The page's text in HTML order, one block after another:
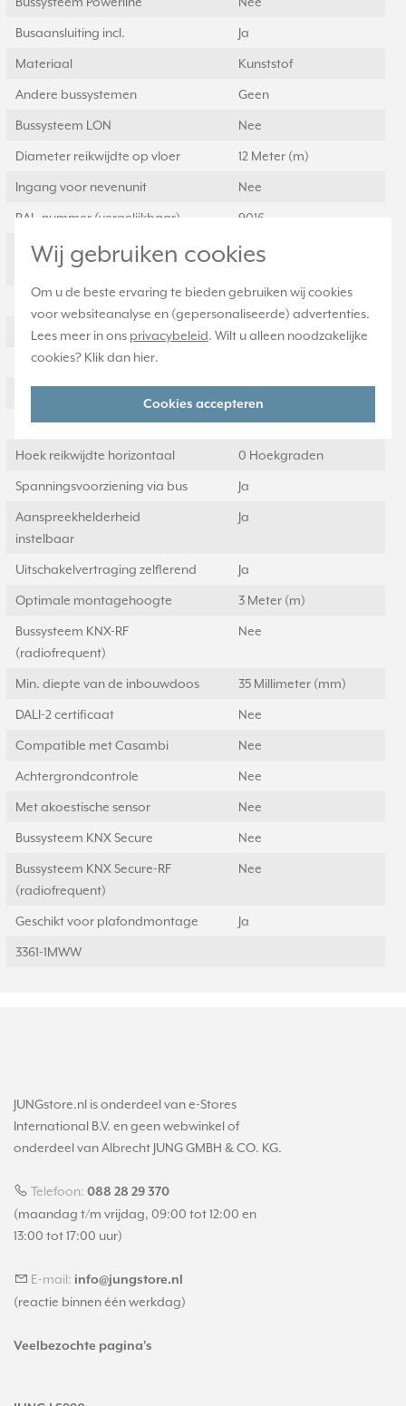
Wij gebruiken cookies
Om u de beste ervaring te bieden gebruiken wij cookies
voor websiteanalyse en (gepersonaliseerde) advertenties.
Lees meer in ons privacybeleid. Wilt u alleen noodzakelijke
cookies? Klik dan hier.
Cookies accepteren
Busaansluiting incl. Ja
Materiaal Kunststof
Andere bussystemen Geen
Bussysteem LON Nee
Diameter reikwijdte op vloer 12 Meter (m)
Ingang voor nevenunit Nee
RAL-nummer (vergelijkbaar) 9016
Zelfleerfunctie voor
aanspreekhelderheid
Ja
Bedrijfsmodusschakelaar Nee
Met aansluitkabel Nee
Transparant
Hoek reikwijdte verticaal 0 Hoekgraden
Hoek reikwijdte horizontaal 0 Hoekgraden
Spanningsvoorziening via bus Ja
Aanspreekhelderheid
instelbaar
Ja
Uitschakelvertraging zelflerend Ja
Optimale montagehoogte 3 Meter (m)
Bussysteem KNX-RF
(radiofrequent)
Nee
Min. diepte van de inbouwdoos 35 Millimeter (mm)
DALI-2 certificaat Nee
Compatible met Casambi Nee
Achtergrondcontrole Nee
Met akoestische sensor Nee
Bussysteem KNX Secure Nee
Bussysteem KNX Secure-RF
(radiofrequent)
Nee
Geschikt voor plafondmontage Ja
3361-1MWW
JUNGstore.nl is onderdeel van e-Stores
International B.V. en geen webwinkel of
onderdeel van Albrecht JUNG GMBH & CO. KG.
Telefoon: 088 28 29 370
(maandag t/m vrijdag, 09:00 tot 12:00 en
13:00 tot 17:00 uur)
E-mail: info@jungstore.nl
(reactie binnen één werkdag)
Veelbezochte pagina's